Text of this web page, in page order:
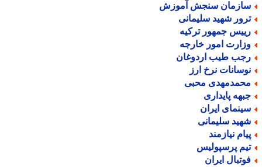
سنجش آموزش
شهید سلیمانی
جمهور ترکیه
امور خارجه
طیب اردوغان
نرخ ارز
محبی
پایداری
ایران
سلیمانی
نیازمند
پرسپولیس
ایران